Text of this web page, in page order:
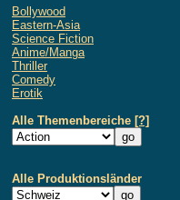
Bollywood
Eastern-Asia
Science Fiction
Anime/Manga
Thriller
Comedy
Erotik
Alle Themenbereiche [?]
Alle Produktionsländer